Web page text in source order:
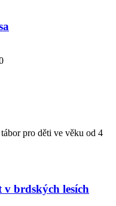
pro děti ve věku od 4
brdských lesích